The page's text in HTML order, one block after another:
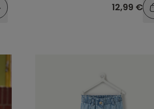
12,99 €